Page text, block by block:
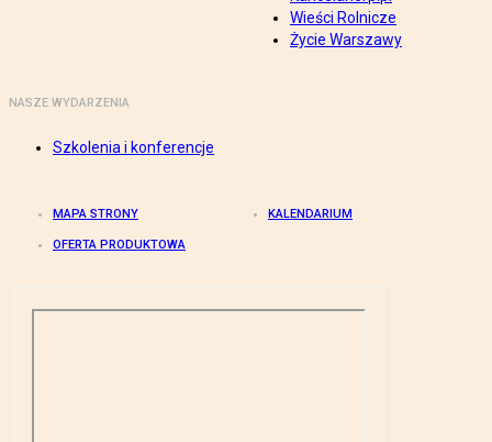
Wieści Rolnicze
Życie Warszawy
NASZE WYDARZENIA
Szkolenia i konferencje
MAPA STRONY KALENDARIUM
OFERTA PRODUKTOWA